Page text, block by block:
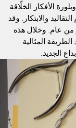
الأفكار الخلّاقة
والابتكار. وقد
من عام. وخلال هذه
المثالية
الجديد.